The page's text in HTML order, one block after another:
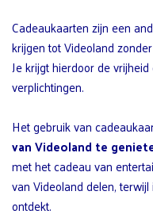
Cadeaukaarten zijn een
krijgen tot Videoland
Je krijgt hierdoor de
verplichtingen.
Het gebruik van
van Videoland te
met het cadeau van
van Videoland delen,
ontdekt.